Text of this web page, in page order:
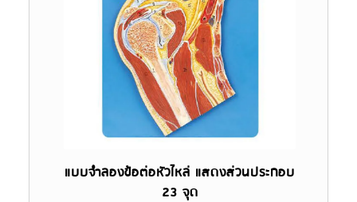
แบบจำลองข้อต่อหัวไหล่ แสดงส่วนประกอบ
23 จุด